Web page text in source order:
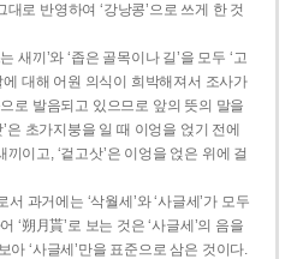
로 반영하여 ‘강낭콩’으로 쓰게 한 것
새끼’와 ‘좁은 골목이나 길’을 모두 ‘고
대해 어원 의식이 희박해져서 조사가
로 발음되고 있으므로 앞의 뜻의 말을
은 초가지붕을 일 때 이엉을 얹기 전에
이고, ‘겉고삿’은 이엉을 얹은 위에 걸
과거에는 ‘삭월세’와 ‘사글세’가 모두
‘朔月貰’로 보는 것은 ‘사글세’의 음을
아 ‘사글세’만을 표준으로 삼은 것이다.